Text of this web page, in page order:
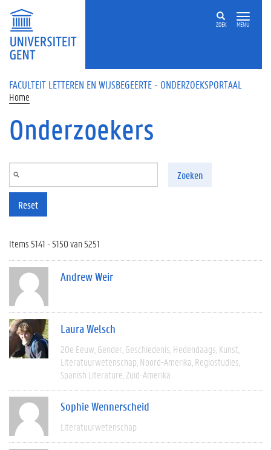
Overslaan en naar de inhoud gaan
ZOEK MENU
FACULTEIT LETTEREN EN WIJSBEGEERTE - ONDERZOEKSPORTAAL
Home
Onderzoekers
Zoeken
Reset
Items 5141 - 5150 van 5251
Andrew Weir
Laura Welsch
20e Eeuw Gender Geschiedenis Hedendaags Kunst
Literatuurwetenschap Noord-Amerika Regiostudies
Spanish Literature Zuid-Amerika
Sophie Wennerscheid
Literatuurwetenschap